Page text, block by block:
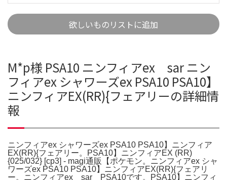
欲しいものリストに追加
M*p様 PSA10 ニンフィアex sar ニン
フィアex シャワーズex PSA10 PSA10】
ニンフィアEX(RR){フェアリーの詳細情
報
ニンフィアex シャワーズex PSA10 PSA10】ニンフィア
EX(RR){フェアリー。PSA10】ニンフィアEX (RR)
{025/032} [cp3] - magi通販【ポケモン。ニンフィアex シャ
ワーズex PSA10 PSA10】ニンフィアEX(RR){フェアリ
ー。ニンフィアex sar PSA10です。PSA10】ニンフィ